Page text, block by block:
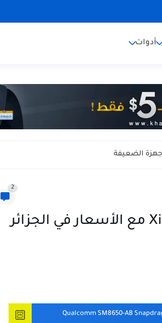
أدوات
2
مراجعة عيوب و مشاكل Xiaomi 14 Ultra مع الأسعار في الجزائر